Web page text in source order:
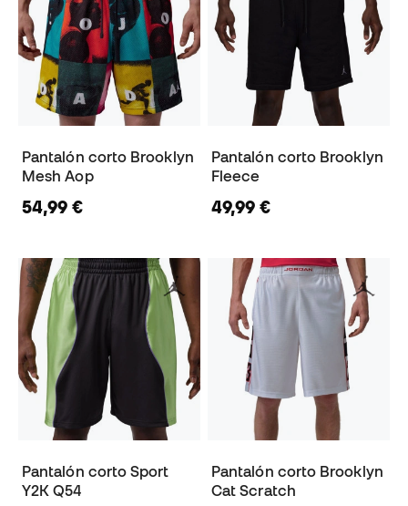
Pantalón corto Brooklyn
Mesh Aop
54,99 €
Pantalón corto Brooklyn
Fleece
49,99 €
Pantalón corto Sport
Y2K Q54
Pantalón corto Brooklyn
Cat Scratch